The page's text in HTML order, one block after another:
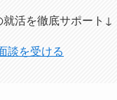
活を徹底サポート↓
談を受ける